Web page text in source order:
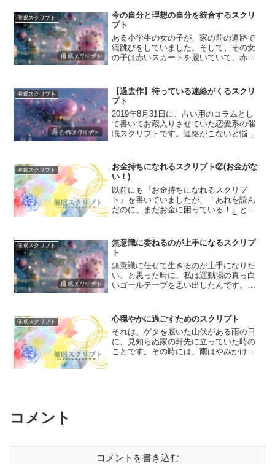
催眠スクリプト
今の自分と理想の自分を統合するスクリ
プト
ある小学生の女の子が、家の前の道路で
縄跳びをしていました。そして、その女
の子は赤いスカートを履いていて、赤い
うして、女の子がジャンプするたびに、
アスファルトの影が女の子...
催眠スクリプト
【過去作】待っている連絡がくるスクリ
プト
2019年8月31日に、占い用のコラムとし
て書いてお蔵入りさせていた恋愛系の催
眠スクリプトです。連絡がこないと悩ん
前に、ドアが見えます。あたりは真っ暗
であり、そこだけに...
催眠スクリプト
お金持ちになれるスクリプト②(お金がな
い！)
以前にも『お金持ちになれるスクリプ
ト』を書いていましたが、「あれを読ん
だのに、まだお金に困っている！」とい
幸せになれるのになあ」と、ある人が薄
汚れた窓の外を眺めながら小...
催眠スクリプト
無意識に委ねるのが上手になるスクリプ
ト
無意識に任せて生きるのが上手になりた
い、と思った時に、私は運動場の真っ白
いゴールテープを思い出したんです。そ
ない”と分かっていたので、私は運動場に
響く家族の声援や下級...
催眠スクリプト
心穏やかに過ごすためのスクリプト
それは、ゲタを履いた山伏がある雨の日
に、見知らぬ家の軒先に立っていた時の
ことです。その時には、雨はやみかけて
コメント
コメントを書き込む